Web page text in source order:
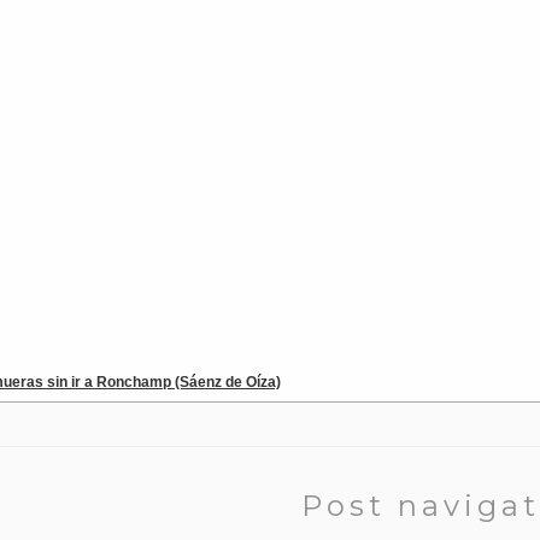
sin ir a Ronchamp (Sáenz de Oíza)
Post